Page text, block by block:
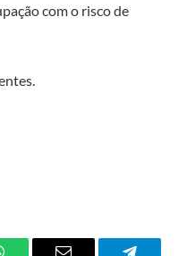
com o risco de